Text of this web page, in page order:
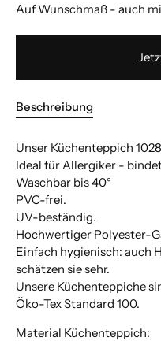
Auf Wunschmaß - auch
Beschreibung
Unser Küchenteppich
Ideal für Allergiker -
Waschbar bis 40°
PVC-frei.
UV-beständig.
Hochwertiger Polyester-
Einfach hygienisch: auch
schätzen sie sehr.
Unsere Küchenteppiche
Öko-Tex Standard 100.
Material Küchenteppich: